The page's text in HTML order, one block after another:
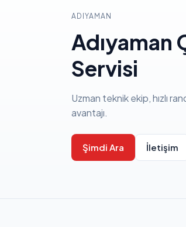
ADIYAMAN
Adıyaman
Servisi
Uzman teknik ekip, hızlı
avantajı.
Şimdi Ara İletişim